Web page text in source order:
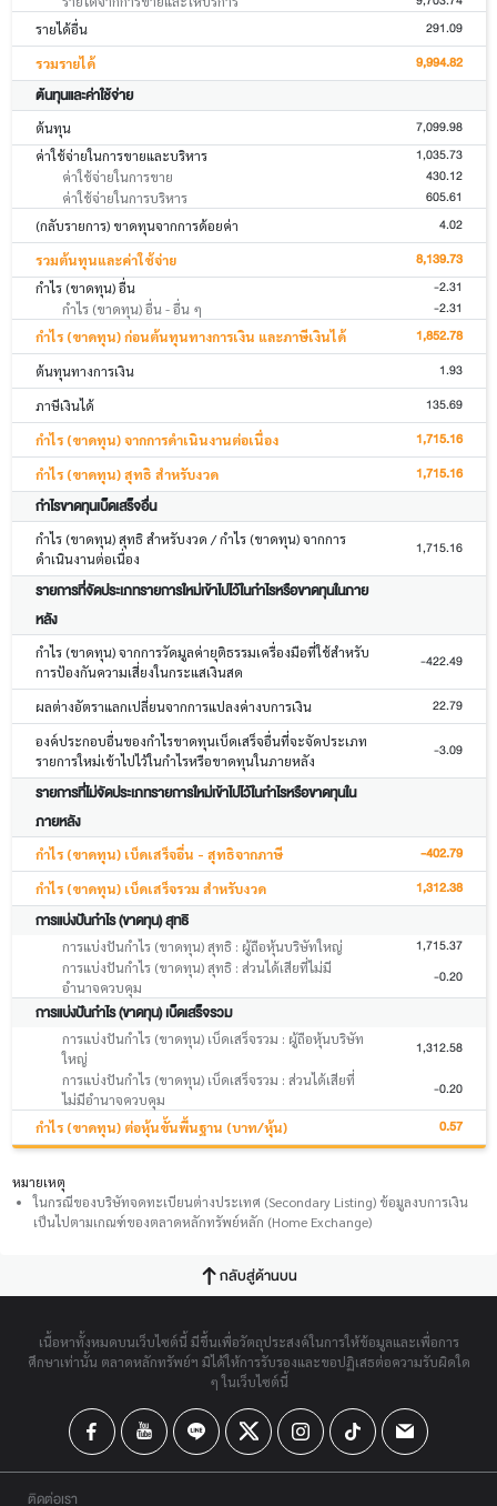
รายได้อื่น 291.09
รวมรายได้ 9,994.82
ต้นทุนและค่าใช้จ่าย
ต้นทุน 7,099.98
ค่าใช้จ่ายในการขายและบริหาร 1,035.73
ค่าใช้จ่ายในการขาย 430.12
ค่าใช้จ่ายในการบริหาร 605.61
(กลับรายการ) ขาดทุนจากการด้อยค่า 4.02
รวมต้นทุนและค่าใช้จ่าย 8,139.73
กำไร (ขาดทุน) อื่น -2.31
กำไร (ขาดทุน) อื่น - อื่น ๆ -2.31
กำไร (ขาดทุน) ก่อนต้นทุนทางการเงิน และภาษีเงินได้ 1,852.78
ต้นทุนทางการเงิน 1.93
ภาษีเงินได้ 135.69
กำไร (ขาดทุน) จากการดำเนินงานต่อเนื่อง 1,715.16
กำไร (ขาดทุน) สุทธิ สำหรับงวด 1,715.16
กำไรขาดทุนเบ็ดเสร็จอื่น
กำไร (ขาดทุน) สุทธิ สำหรับงวด / กำไร (ขาดทุน) จากการ
ดำเนินงานต่อเนื่อง
1,715.16
รายการที่จัดประเภทรายการใหม่เข้าไปไว้ในกำไรหรือขาดทุนในภาย
หลัง
กำไร (ขาดทุน) จากการวัดมูลค่ายุติธรรมเครื่องมือที่ใช้สำหรับ
การป้องกันความเสี่ยงในกระแสเงินสด
-422.49
ผลต่างอัตราแลกเปลี่ยนจากการแปลงค่างบการเงิน 22.79
องค์ประกอบอื่นของกำไรขาดทุนเบ็ดเสร็จอื่นที่จะจัดประเภท
รายการใหม่เข้าไปไว้ในกำไรหรือขาดทุนในภายหลัง
-3.09
รายการที่ไม่จัดประเภทรายการใหม่เข้าไปไว้ในกำไรหรือขาดทุนใน
ภายหลัง
กำไร (ขาดทุน) เบ็ดเสร็จอื่น - สุทธิจากภาษี -402.79
กำไร (ขาดทุน) เบ็ดเสร็จรวม สำหรับงวด 1,312.38
การแบ่งปันกำไร (ขาดทุน) สุทธิ
การแบ่งปันกำไร (ขาดทุน) สุทธิ : ผู้ถือหุ้นบริษัทใหญ่ 1,715.37
การแบ่งปันกำไร (ขาดทุน) สุทธิ : ส่วนได้เสียที่ไม่มี
อำนาจควบคุม
-0.20
การแบ่งปันกำไร (ขาดทุน) เบ็ดเสร็จรวม
การแบ่งปันกำไร (ขาดทุน) เบ็ดเสร็จรวม : ผู้ถือหุ้นบริษัท
ใหญ่
1,312.58
การแบ่งปันกำไร (ขาดทุน) เบ็ดเสร็จรวม : ส่วนได้เสียที่
ไม่มีอำนาจควบคุม
-0.20
กำไร (ขาดทุน) ต่อหุ้นขั้นพื้นฐาน (บาท/หุ้น) 0.57
หมายเหตุ
ในกรณีของบริษัทจดทะเบียนต่างประเทศ (Secondary Listing) ข้อมูลงบการเงิน
เป็นไปตามเกณฑ์ของตลาดหลักทรัพย์หลัก (Home Exchange)
กลับสู่ด้านบน
เนื้อหาทั้งหมดบนเว็บไซต์นี้ มีขึ้นเพื่อวัตถุประสงค์ในการให้ข้อมูลและเพื่อการ
ศึกษาเท่านั้น ตลาดหลักทรัพย์ฯ มิได้ให้การรับรองและขอปฏิเสธต่อความรับผิดใด
ๆ ในเว็บไซต์นี้
ติดต่อเรา